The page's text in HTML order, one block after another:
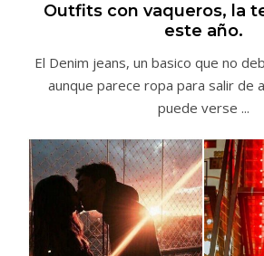
Outfits con vaqueros, la
este año.
El Denim jeans, un basico que no
aunque parece ropa para salir de
puede verse ...